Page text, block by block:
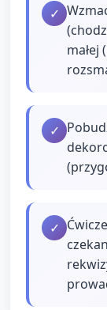
✓
małej
✓
✓